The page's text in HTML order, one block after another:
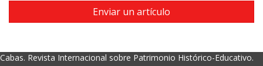
Enviar un artículo
Cabas. Revista Internacional sobre Patrimonio Histórico-Educativo.